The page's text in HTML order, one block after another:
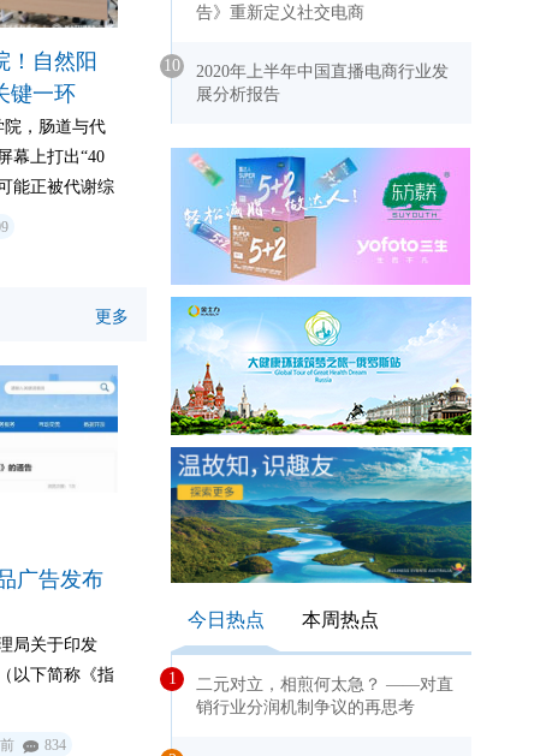
！自然阳
键一环
院，肠道与代
幕上打出“40
能正被代谢综
自然阳光服
海交大医学院
大众实践的关
更多
广告发布
局关于印发
以下简称《指
834
告》重新定义社交电商
10
2020年上半年中国直播电商行业发
展分析报告
今日热点 本周热点
1
二元对立，相煎何太急？ ——对直
销行业分润机制争议的再思考